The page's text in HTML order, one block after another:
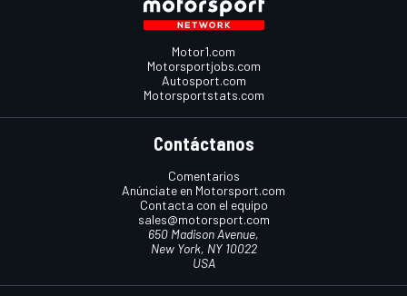
Motor1.com
Motorsportjobs.com
Autosport.com
Motorsportstats.com
Contáctanos
Comentarios
Anúnciate en Motorsport.com
Contacta con el equipo
sales@motorsport.com
650 Madison Avenue,
New York, NY 10022
USA